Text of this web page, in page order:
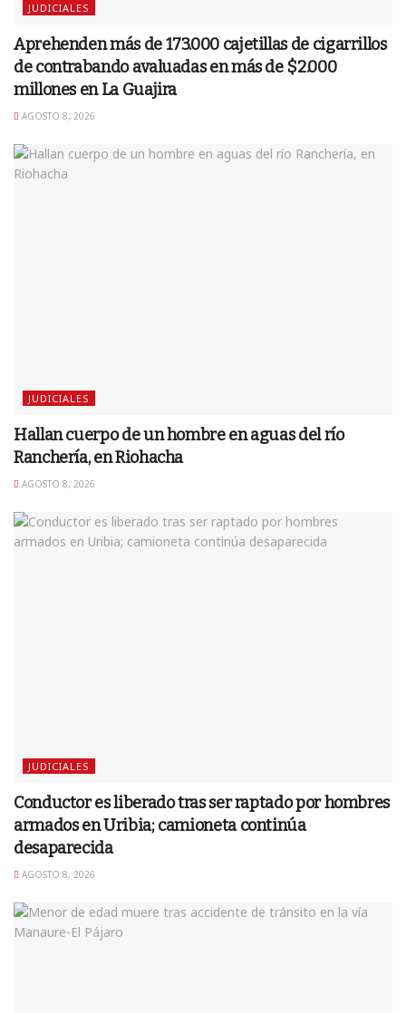
JUDICIALES
Aprehenden más de 173.000 cajetillas de cigarrillos
de contrabando avaluadas en más de $2.000
millones en La Guajira
AGOSTO 8, 2026
JUDICIALES
Hallan cuerpo de un hombre en aguas del río
Ranchería, en Riohacha
AGOSTO 8, 2026
JUDICIALES
Conductor es liberado tras ser raptado por hombres
armados en Uribia; camioneta continúa
desaparecida
AGOSTO 8, 2026